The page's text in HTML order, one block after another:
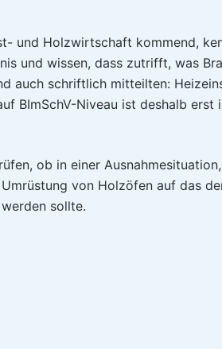
und Holzwirtschaft kommend,
und wissen, dass zutrifft, was
auch schriftlich mitteilten:
BImSchV-Niveau ist deshalb erst
ob in einer
von Holzöfen auf das
sollte.